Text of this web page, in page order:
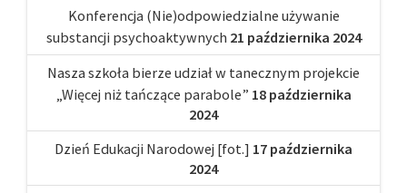
Konferencja (Nie)odpowiedzialne używanie
substancji psychoaktywnych 21 października 2024
Nasza szkoła bierze udział w tanecznym projekcie
„Więcej niż tańczące parabole” 18 października
2024
Dzień Edukacji Narodowej [fot.] 17 października
2024